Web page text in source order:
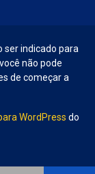
ser indicado para
não pode
de começar a
WordPress do